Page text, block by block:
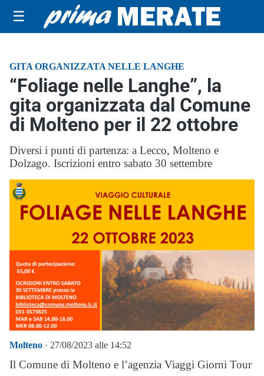
☰
GITA ORGANIZZATA NELLE LANGHE
“Foliage nelle Langhe”, la
gita organizzata dal Comune
di Molteno per il 22 ottobre
Diversi i punti di partenza: a Lecco, Molteno e
Dolzago. Iscrizioni entro sabato 30 settembre
Molteno · 27/08/2023 alle 14:52
Il Comune di Molteno e l’agenzia Viaggi Giorni Tour